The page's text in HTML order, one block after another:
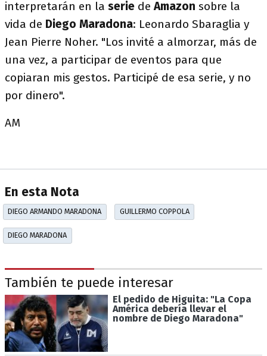
interpretarán en la serie deAmazon sobre la
vida de Diego Maradona: Leonardo Sbaraglia y
Jean Pierre Noher. "Los invité a almorzar, más de
una vez, a participar de eventos para que
copiaran mis gestos. Participé de esa serie, y no
por dinero".
AM
En esta Nota
DIEGO ARMANDO MARADONA GUILLERMO COPPOLA
DIEGO MARADONA
También te puede interesar
El pedido de Higuita: "La Copa
América debería llevar el
nombre de Diego Maradona"